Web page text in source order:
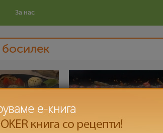
За нас
босилек